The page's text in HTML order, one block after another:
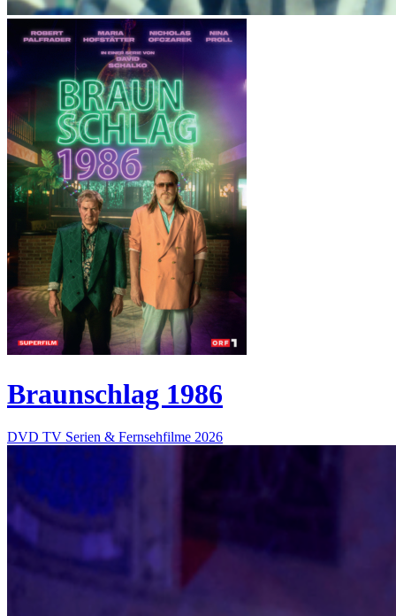
Braunschlag 1986
DVD TV Serien & Fernsehfilme 2026